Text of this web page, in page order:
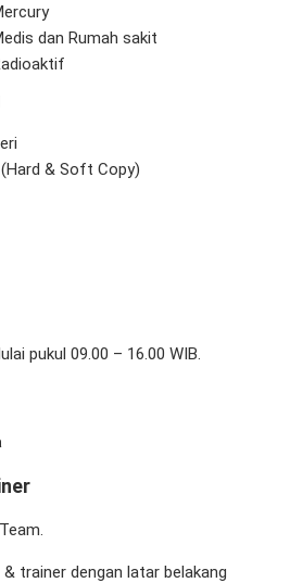
dan Rumah sakit
& Soft Copy)
pukul 09.00 – 16.00 WIB.
trainer dengan latar belakang